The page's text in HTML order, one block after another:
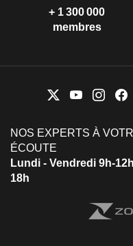
+ 1 300 000
membres
NOS EXPERTS À
ÉCOUTE
Lundi - Vendredi 9h-
18h